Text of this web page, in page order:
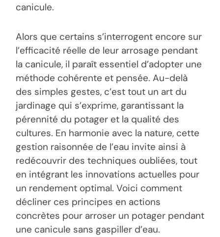
canicule.
Alors que certains s’interrogent encore sur
l’efficacité réelle de leur arrosage pendant
la canicule, il paraît essentiel d’adopter une
méthode cohérente et pensée. Au-delà
des simples gestes, c’est tout un art du
jardinage qui s’exprime, garantissant la
pérennité du potager et la qualité des
cultures. En harmonie avec la nature, cette
gestion raisonnée de l’eau invite ainsi à
redécouvrir des techniques oubliées, tout
en intégrant les innovations actuelles pour
un rendement optimal. Voici comment
décliner ces principes en actions
concrètes pour arroser un potager pendant
une canicule sans gaspiller d’eau.